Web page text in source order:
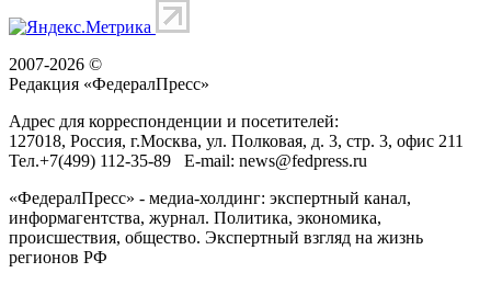
2007-2026 ©
Редакция «ФедералПресс»
Адрес для корреспонденции и посетителей:
127018, Россия, г.Москва, ул. Полковая, д. 3, стр. 3, офис 211
Тел.+7(499) 112-35-89 E-mail: news@fedpress.ru
«ФедералПресс» - медиа-холдинг: экспертный канал,
информагентства, журнал. Политика, экономика,
происшествия, общество. Экспертный взгляд на жизнь
регионов РФ